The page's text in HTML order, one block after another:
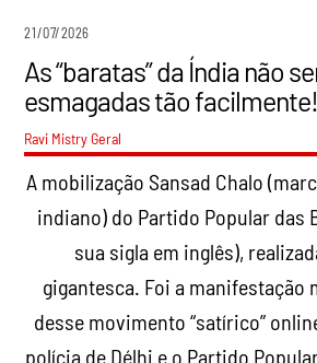
21/07/2026
As “baratas” da Índia não
esmagadas tão facilmente!
Ravi Mistry Geral
A mobilização Sansad Chalo
indiano) do Partido Popular das
sua sigla em inglês),
gigantesca. Foi a manifestação
desse movimento “satírico”
polícia de Délhi e o Partido